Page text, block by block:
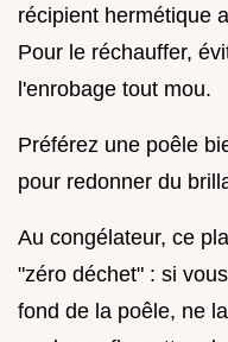
récipient hermétique
Pour le réchauffer,
l'enrobage tout mou.
Préférez une poêle
pour redonner du
Au congélateur, ce
"zéro déchet" : si
fond de la poêle, ne